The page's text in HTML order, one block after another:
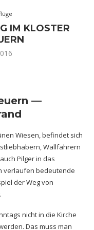
IM KLOSTER
—
Wiesen, befindet sich
Wallfahrern
Pilger in das
verlaufen bedeutende
der Weg von
nicht in die Kirche
Das muss man